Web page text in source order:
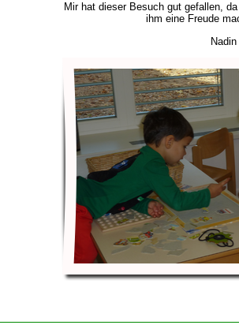
Mir hat dieser Besuch gut gefallen,
ihm eine Freude
Nadin